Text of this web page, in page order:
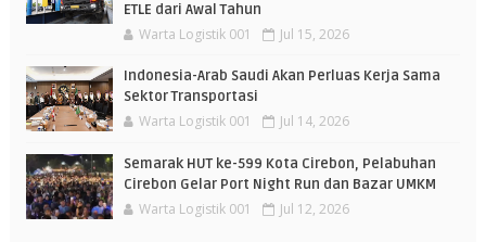
ETLE dari Awal Tahun
Warta Logistik 001 Jul 15, 2026
Indonesia-Arab Saudi Akan Perluas Kerja Sama
Sektor Transportasi
Warta Logistik 001 Jul 14, 2026
Semarak HUT ke-599 Kota Cirebon, Pelabuhan
Cirebon Gelar Port Night Run dan Bazar UMKM
Warta Logistik 001 Jul 12, 2026